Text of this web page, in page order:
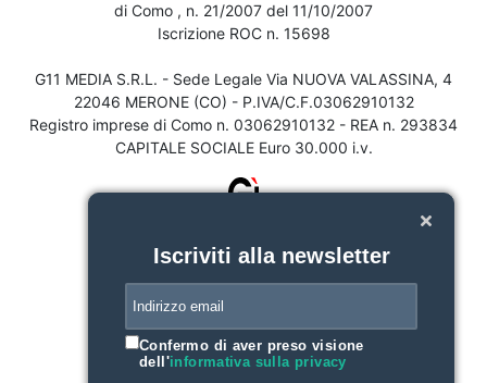
di Como , n. 21/2007 del 11/10/2007
Iscrizione ROC n. 15698
G11 MEDIA S.R.L. - Sede Legale Via NUOVA VALASSINA, 4
22046 MERONE (CO) - P.IVA/C.F.03062910132
Registro imprese di Como n. 03062910132 - REA n. 293834
CAPITALE SOCIALE Euro 30.000 i.v.
Iscriviti alla newsletter
Confermo di aver preso visione
dell'informativa sulla privacy